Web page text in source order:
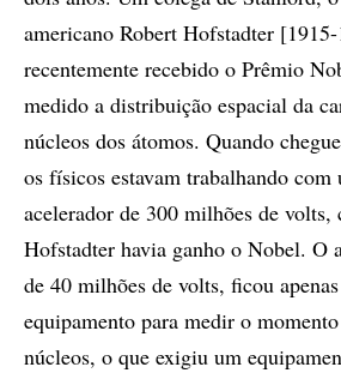
americano Robert Hofstadter
recentemente recebido o Prêmio
medido a distribuição espacial da
núcleos dos átomos. Quando
os físicos estavam trabalhando com
acelerador de 300 milhões de volts,
Hofstadter havia ganho o Nobel. O
de 40 milhões de volts, ficou
equipamento para medir o
núcleos, o que exigiu um